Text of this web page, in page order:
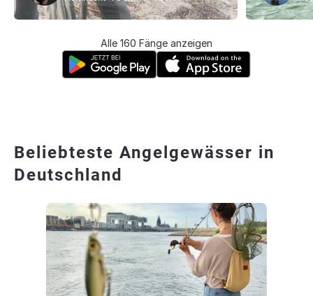
Alle 160 Fänge anzeigen
Beliebteste Angelgewässer in
Deutschland